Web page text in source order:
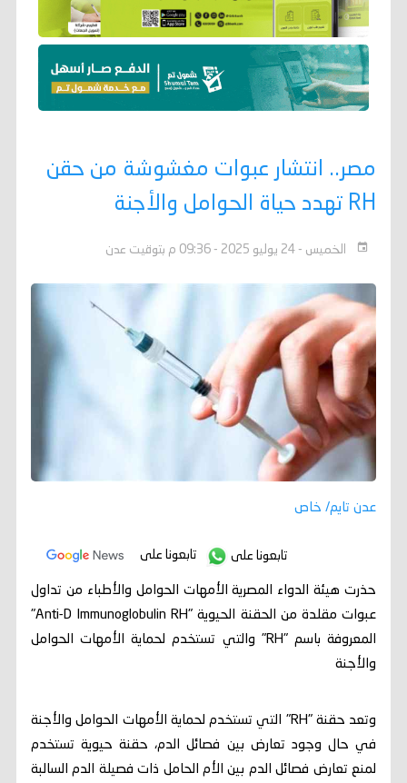
مصر.. انتشار عبوات مغشوشة من حقن
RH تهدد حياة الحوامل والأجنة
الخميس - 24 يوليو 2025 - 09:36 م بتوقيت عدن
عدن تايم/ خاص
تابعونا على تابعونا على
حذرت هيئة الدواء المصرية الأمهات الحوامل والأطباء من تداول
عبوات مقلدة من الحقنة الحيوية "Anti-D Immunoglobulin RH"
المعروفة باسم "RH" والتي تستخدم لحماية الأمهات الحوامل
والأجنة
وتعد حقنة "RH" التي تستخدم لحماية الأمهات الحوامل والأجنة
في حال وجود تعارض بين فصائل الدم، حقنة حيوية تستخدم
لمنع تعارض فصائل الدم بين الأم الحامل ذات فصيلة الدم السالبة